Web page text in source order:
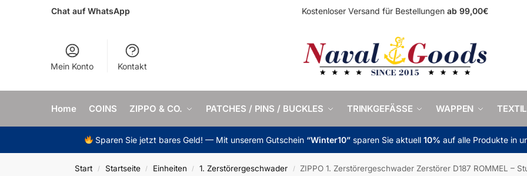
Chat auf WhatsApp Kostenloser Versand für Bestellungen ab 99,00€
Mein Konto Kontakt
Home COINS ZIPPO & CO. PATCHES / PINS / BUCKLES TRINKGEFÄSSE WAPPEN
Sparen Sie jetzt bares Geld! — Mit unserem Gutschein “Winter10” sparen Sie aktuell 10% auf alle Produkte in
Start / Startseite / Einheiten / 1. Zerstörergeschwader / ZIPPO 1. Zerstörergeschwader Zerstörer D187 ROMMEL –